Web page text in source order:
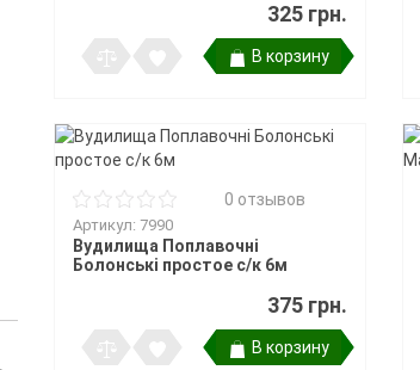
325 грн.
В корзину
0 отзывов
Артикул: 7990
Вудилища Поплавочні
Болонські простое с/к 6м
375 грн.
В корзину